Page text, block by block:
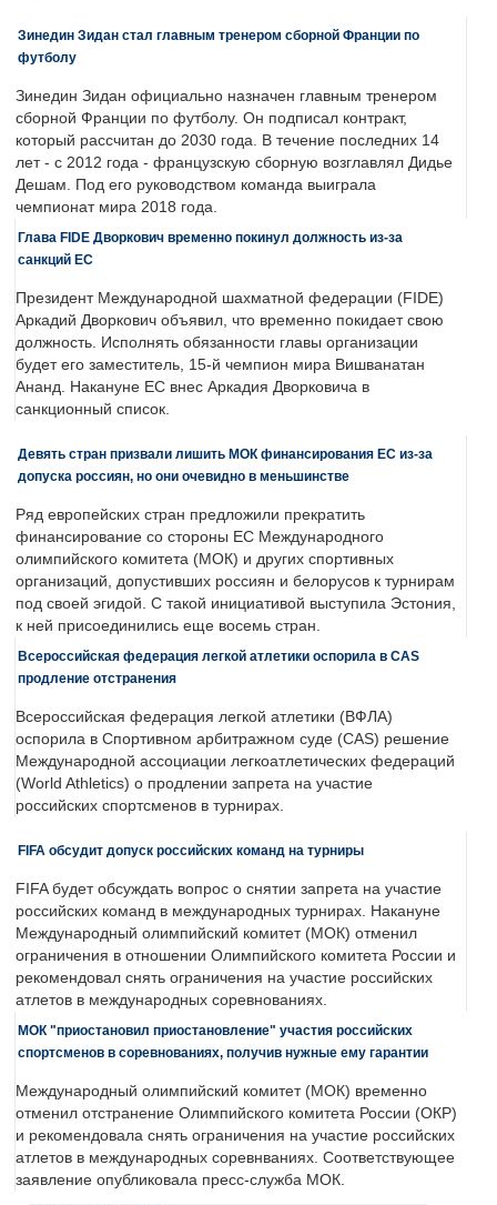
Зинедин Зидан стал главным тренером сборной Франции по
футболу
Зинедин Зидан официально назначен главным тренером
сборной Франции по футболу. Он подписал контракт,
который рассчитан до 2030 года. В течение последних 14
лет - с 2012 года - французскую сборную возглавлял Дидье
Дешам. Под его руководством команда выиграла
чемпионат мира 2018 года.
Глава FIDE Дворкович временно покинул должность из-за
санкций ЕС
Президент Международной шахматной федерации (FIDE)
Аркадий Дворкович объявил, что временно покидает свою
должность. Исполнять обязанности главы организации
будет его заместитель, 15-й чемпион мира Вишванатан
Ананд. Накануне ЕС внес Аркадия Дворковича в
санкционный список.
Девять стран призвали лишить МОК финансирования ЕС из-за
допуска россиян, но они очевидно в меньшинстве
Ряд европейских стран предложили прекратить
финансирование со стороны ЕС Международного
олимпийского комитета (МОК) и других спортивных
организаций, допустивших россиян и белорусов к турнирам
под своей эгидой. С такой инициативой выступила Эстония,
к ней присоединились еще восемь стран.
Всероссийская федерация легкой атлетики оспорила в CAS
продление отстранения
Всероссийская федерация легкой атлетики (ВФЛА)
оспорила в Спортивном арбитражном суде (CAS) решение
Международной ассоциации легкоатлетических федераций
(World Athletics) о продлении запрета на участие
российских спортсменов в турнирах.
FIFA обсудит допуск российских команд на турниры
FIFA будет обсуждать вопрос о снятии запрета на участие
российских команд в международных турнирах. Накануне
Международный олимпийский комитет (МОК) отменил
ограничения в отношении Олимпийского комитета России и
рекомендовал снять ограничения на участие российских
атлетов в международных соревнованиях.
МОК "приостановил приостановление" участия российских
спортсменов в соревнованиях, получив нужные ему гарантии
Международный олимпийский комитет (МОК) временно
отменил отстранение Олимпийского комитета России (ОКР)
и рекомендовала снять ограничения на участие российских
атлетов в международных соревнваниях. Соответствующее
заявление опубликовала пресс-служба МОК.